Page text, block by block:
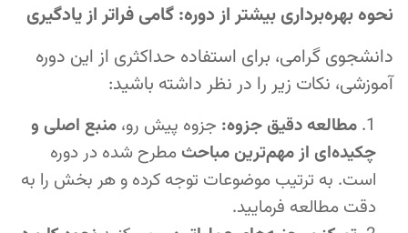
نحوه بهره‌برداری بیشتر از دوره: گامی فراتر از یادگیری
دانشجوی گرامی، برای استفاده حداکثری از این دوره
آموزشی، نکات زیر را در نظر داشته باشید:
مطالعه دقیق جزوه: جزوه پیش رو، منبع اصلی و
چکیده‌ای از مهم‌ترین مباحثمطرح شده در دوره
است. به ترتیب موضوعات توجه کرده و هر بخش را به
دقت مطالعه فرمایید.